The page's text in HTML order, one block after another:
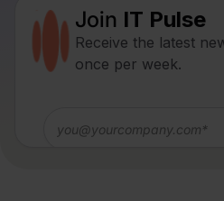
Join IT Pulse
Receive the latest
once per week.